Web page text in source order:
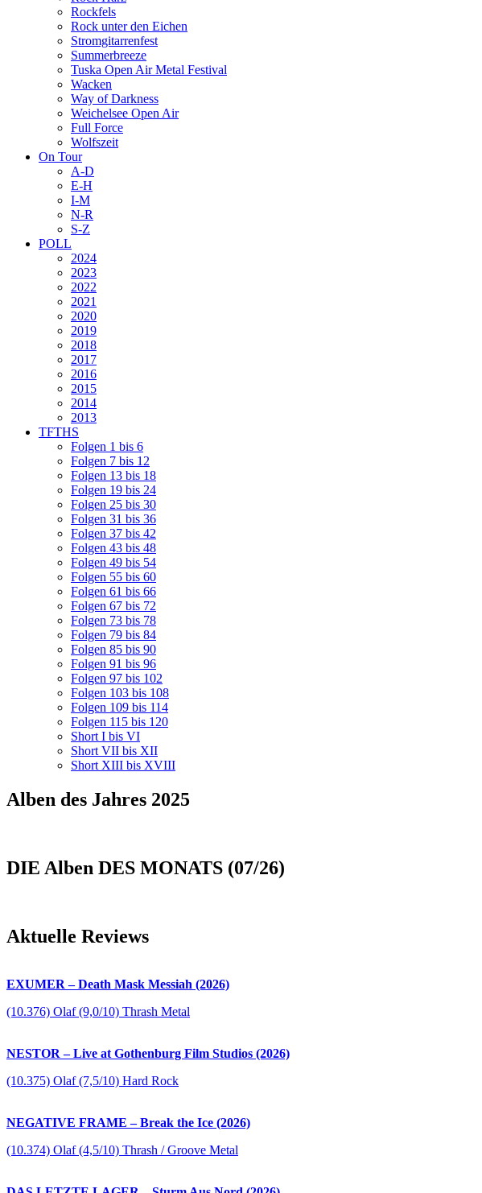
Rockfels
Rock unter den Eichen
Stromgitarrenfest
Summerbreeze
Tuska Open Air Metal Festival
Wacken
Way of Darkness
Weichelsee Open Air
Full Force
Wolfszeit
On Tour
A-D
E-H
I-M
N-R
S-Z
POLL
2024
2023
2022
2021
2020
2019
2018
2017
2016
2015
2014
2013
TFTHS
Folgen 1 bis 6
Folgen 7 bis 12
Folgen 13 bis 18
Folgen 19 bis 24
Folgen 25 bis 30
Folgen 31 bis 36
Folgen 37 bis 42
Folgen 43 bis 48
Folgen 49 bis 54
Folgen 55 bis 60
Folgen 61 bis 66
Folgen 67 bis 72
Folgen 73 bis 78
Folgen 79 bis 84
Folgen 85 bis 90
Folgen 91 bis 96
Folgen 97 bis 102
Folgen 103 bis 108
Folgen 109 bis 114
Folgen 115 bis 120
Short I bis VI
Short VII bis XII
Short XIII bis XVIII
Alben des Jahres 2025
DIE Alben DES MONATS (07/26)
Aktuelle Reviews
EXUMER – Death Mask Messiah (2026)
(10.376) Olaf (9,0/10) Thrash Metal
NESTOR – Live at Gothenburg Film Studios (2026)
(10.375) Olaf (7,5/10) Hard Rock
NEGATIVE FRAME – Break the Ice (2026)
(10.374) Olaf (4,5/10) Thrash / Groove Metal